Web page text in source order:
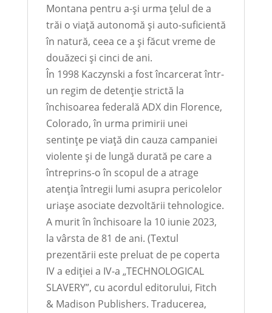
Montana pentru a-și urma țelul de a
trăi o viață autonomă și auto-suficientă
în natură, ceea ce a și făcut vreme de
douăzeci și cinci de ani.
În 1998 Kaczynski a fost încarcerat într-
un regim de detenție strictă la
închisoarea federală ADX din Florence,
Colorado, în urma primirii unei
sentințe pe viață din cauza campaniei
violente și de lungă durată pe care a
întreprins-o în scopul de a atrage
atenția întregii lumi asupra pericolelor
uriașe asociate dezvoltării tehnologice.
A murit în închisoare la 10 iunie 2023,
la vârsta de 81 de ani. (Textul
prezentării este preluat de pe coperta
IV a ediției a IV-a „TECHNOLOGICAL
SLAVERY”, cu acordul editorului, Fitch
& Madison Publishers. Traducerea,